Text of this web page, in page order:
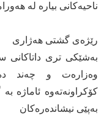
ناحیەكانی بیارە لە
رێژەی گشتی هەژاری
وەزارەت و چەند
كۆكراونەتەوە ئاماژە
بەپێی نیشاندەرەكان